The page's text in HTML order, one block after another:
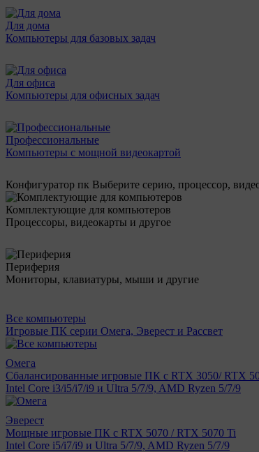
Для дома
Компьютеры для базовых задач
Для офиса
Компьютеры для офисных задач
Профессиональные
Компьютеры с мощной видеокартой
Конфигуратор пк Выберите серию, процессор,
Комплектующие для компьютеров
Процессоры, видеокарты и другое
Периферия
Мониторы, клавиатуры, мыши и другие
Все компьютеры
Игровые ПК серии Омега, Эверест и Рассвет
Омега
Сбалансированные игровые ПК с RTX 3050/ RTX
Intel Core i3/i5/i7/i9 и Ultra 5/7/9, AMD Ryzen 5/7/9
Эверест
Мощные игровые ПК с RTX 5070 / RTX 5070 Ti
Intel Core i5/i7/i9 и Ultra 5/7/9, AMD Ryzen 5/7/9